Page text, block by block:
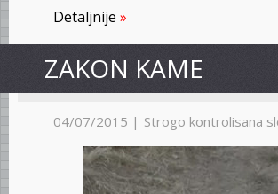
Detaljnije »
ZAKON KAME
04/07/2015 | Strogo kontrolisana